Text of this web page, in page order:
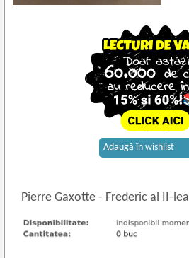
Pierre Gaxotte- Frederic al II-lea
Adaugă în wishlist